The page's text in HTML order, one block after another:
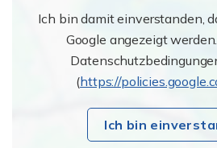
Ich bin damit einverstanden,
Google angezeigt
(https://
Ich bin